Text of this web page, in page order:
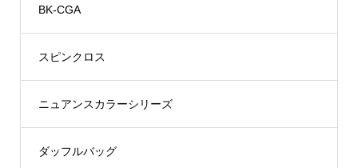
BK-CGA
スピンクロス
ニュアンスカラーシリーズ
ダッフルバッグ